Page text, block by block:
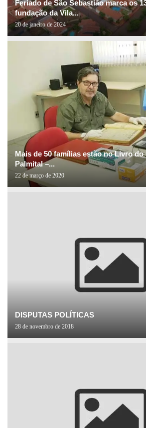
Feriado de São Sebastião marca os
fundação da Vila...
20 de janeiro de 2024
Mais de 50 famílias estão no Livro do
Palmital –...
22 de março de 2020
DISPUTAS POLÍTICAS
28 de novembro de 2018